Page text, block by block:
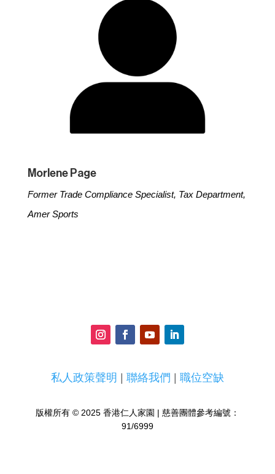
Morlene Page
Former Trade Compliance Specialist, Tax Department,
Amer Sports
私人政策聲明 | 聯絡我們 | 職位空缺
版權所有 © 2025 香港仁人家園 | 慈善團體參考編號：
91/6999